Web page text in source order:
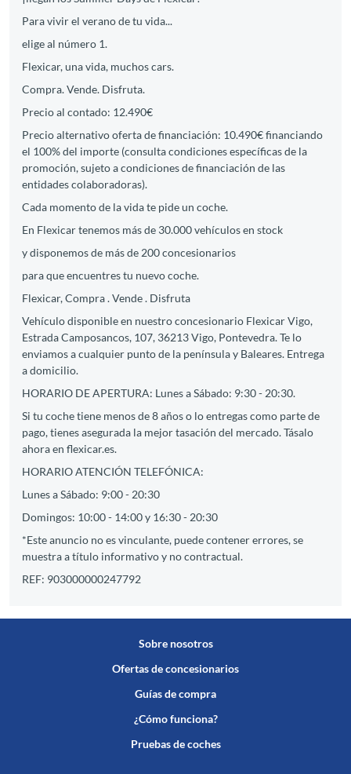
Para vivir el verano de tu vida...
elige al número 1.
Flexicar, una vida, muchos cars.
Compra. Vende. Disfruta.
Precio al contado: 12.490€
Precio alternativo oferta de financiación: 10.490€ financiando
el 100% del importe (consulta condiciones específicas de la
promoción, sujeto a condiciones de financiación de las
entidades colaboradoras).
Cada momento de la vida te pide un coche.
En Flexicar tenemos más de 30.000 vehículos en stock
y disponemos de más de 200 concesionarios
para que encuentres tu nuevo coche.
Flexicar, Compra . Vende . Disfruta
Vehículo disponible en nuestro concesionario Flexicar Vigo,
Estrada Camposancos, 107, 36213 Vigo, Pontevedra. Te lo
enviamos a cualquier punto de la península y Baleares. Entrega
a domicilio.
HORARIO DE APERTURA: Lunes a Sábado: 9:30 - 20:30.
Si tu coche tiene menos de 8 años o lo entregas como parte de
pago, tienes asegurada la mejor tasación del mercado. Tásalo
ahora en flexicar.es.
HORARIO ATENCIÓN TELEFÓNICA:
Lunes a Sábado: 9:00 - 20:30
Domingos: 10:00 - 14:00 y 16:30 - 20:30
*Este anuncio no es vinculante, puede contener errores, se
muestra a título informativo y no contractual.
REF: 903000000247792
Sobre nosotros
Ofertas de concesionarios
Guías de compra
¿Cómo funciona?
Pruebas de coches